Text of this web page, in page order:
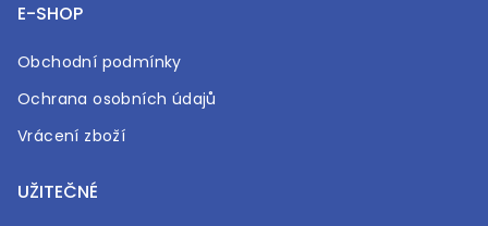
E-SHOP
Obchodní podmínky
Ochrana osobních údajů
Vrácení zboží
UŽITEČNÉ